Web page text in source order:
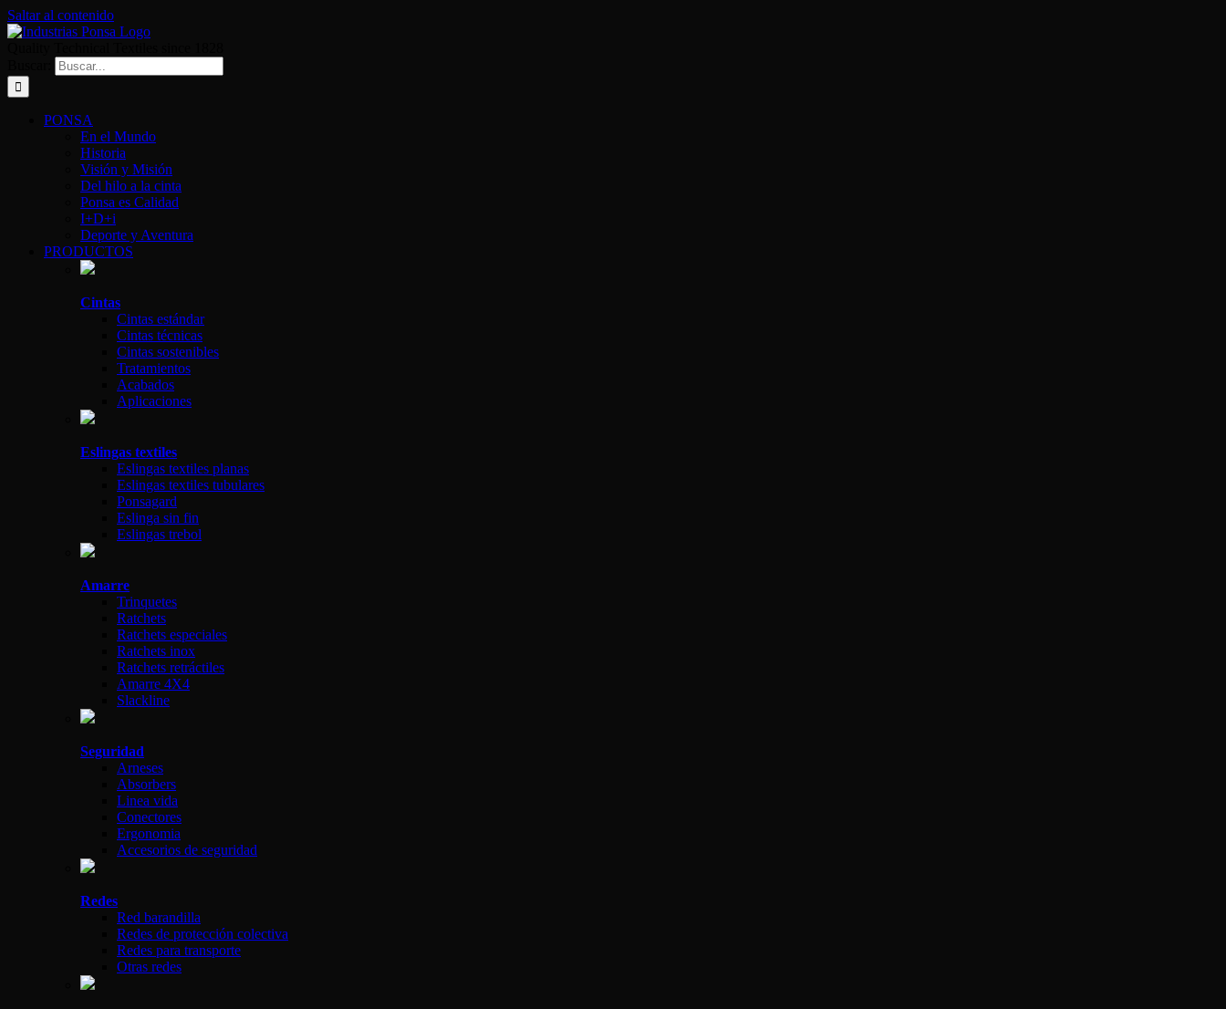
Saltar al contenido
PONSA
En el Mundo
Historia
Visión y Misión
Del hilo a la cinta
Ponsa es Calidad
I+D+i
Deporte y Aventura
PRODUCTOS
Cintas
Cintas estándar
Cintas técnicas
Cintas sostenibles
Tratamientos
Acabados
Aplicaciones
Eslingas textiles
Eslingas textiles planas
Eslingas textiles tubulares
Ponsagard
Eslinga sin fin
Eslingas trebol
Amarre
Trinquetes
Ratchets
Ratchets especiales
Ratchets inox
Ratchets retráctiles
Amarre 4X4
Slackline
Seguridad
Arneses
Absorbers
Linea vida
Conectores
Ergonomia
Accesorios de seguridad
Redes
Red barandilla
Redes de protección colectiva
Redes para transporte
Otras redes